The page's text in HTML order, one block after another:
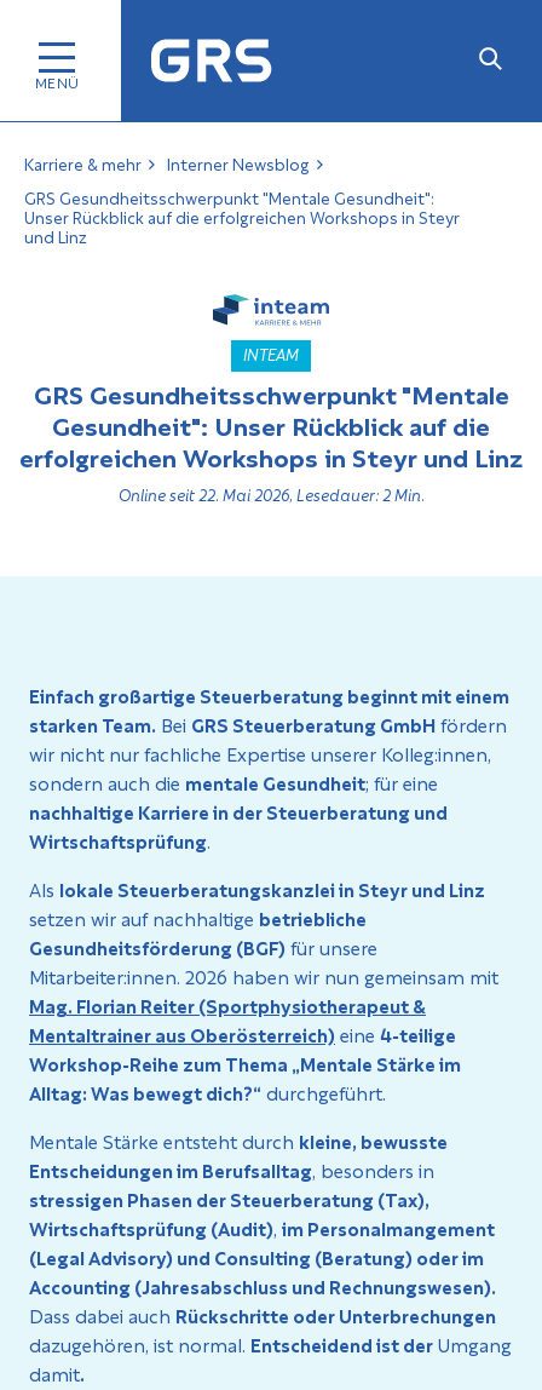
Karriere & mehr
Interner Newsblog
GRS Gesundheitsschwerpunkt "Mentale Gesundheit":
Unser Rückblick auf die erfolgreichen Workshops in Steyr
und Linz
INTEAM
GRS Gesundheitsschwerpunkt "Mentale
Gesundheit": Unser Rückblick auf die
erfolgreichen Workshops in Steyr und Linz
Online seit 22. Mai 2026, Lesedauer: 2 Min.
Einfach großartige Steuerberatung beginnt mit einem
starken Team. Bei GRS Steuerberatung GmbHfördern
wir nicht nur fachliche Expertise unserer Kolleg:innen,
sondern auch die mentale Gesundheit; für eine
nachhaltige Karriere in der Steuerberatung und
Wirtschaftsprüfung.
Als lokale Steuerberatungskanzlei in Steyr und Linz
setzen wir auf nachhaltige betriebliche
Gesundheitsförderung (BGF) für unsere
Mitarbeiter:innen. 2026 haben wir nun gemeinsam mit
Mag. Florian Reiter (Sportphysiotherapeut &
Mentaltrainer aus Oberösterreich) eine 4-teilige
Workshop-Reihe zum Thema „Mentale Stärke im
Alltag: Was bewegt dich?“ durchgeführt.
Mentale Stärke entsteht durch kleine, bewusste
Entscheidungen im Berufsalltag, besonders in
stressigen Phasen der Steuerberatung (Tax),
Wirtschaftsprüfung (Audit), im Personalmangement
(Legal Advisory) und Consulting (Beratung) oder im
Accounting (Jahresabschluss und Rechnungswesen).
Dass dabei auch Rückschritte oder Unterbrechungen
dazugehören, ist normal. Entscheidend ist derUmgang
damit.